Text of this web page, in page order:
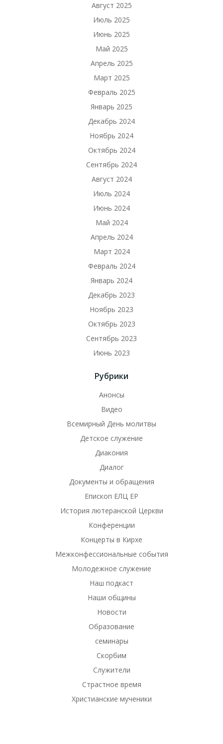
Август 2025
Июль 2025
Июнь 2025
Май 2025
Апрель 2025
Март 2025
Февраль 2025
Январь 2025
Декабрь 2024
Ноябрь 2024
Октябрь 2024
Сентябрь 2024
Август 2024
Июль 2024
Июнь 2024
Май 2024
Апрель 2024
Март 2024
Февраль 2024
Январь 2024
Декабрь 2023
Ноябрь 2023
Октябрь 2023
Сентябрь 2023
Июнь 2023
Рубрики
Анонсы
Видео
Всемирный День молитвы
Детское служение
Диакония
Диалог
Документы и обращения
Епископ ЕЛЦ ЕР
История лютеранской Церкви
Конференции
Концерты в Кирхе
Межконфессиональные события
Молодежное служение
Наш подкаст
Наши общины
Новости
Образование
семинары
Скорбим
Служители
Страстное время
Христианские мученики